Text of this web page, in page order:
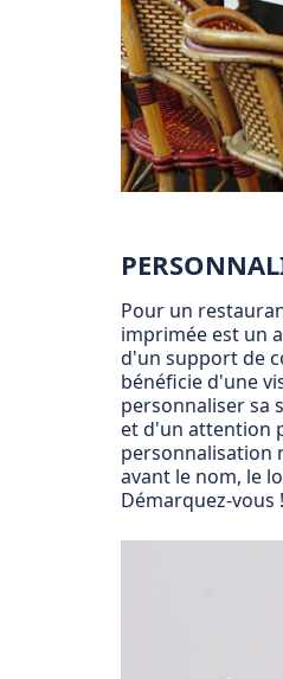
Pour un
imprimée est un
d'un support de
bénéficie d'une
personnaliser sa
et d'un attention
personnalisation
avant le nom, le
Démarquez-vous !